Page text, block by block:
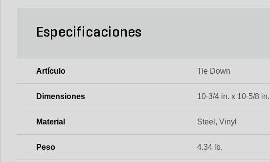
Especificaciones
Artículo Tie Down
Dimensiones 10-3/4 in. x 10-5/8
Material Steel, Vinyl
Peso 4.34 lb.